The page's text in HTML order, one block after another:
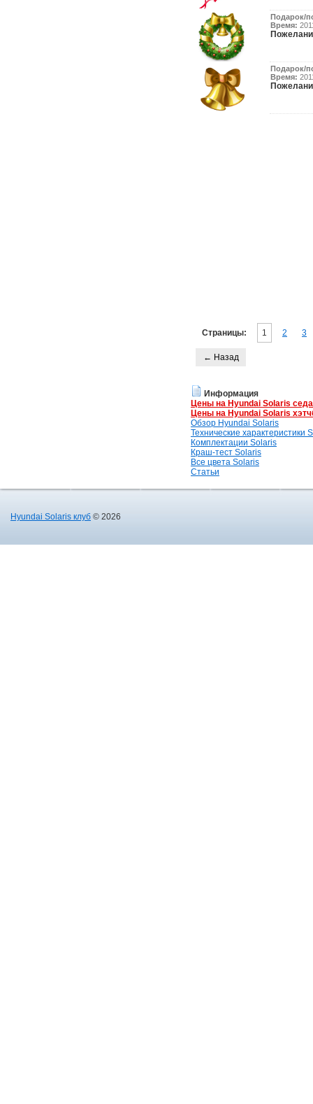
Подарок/
Время:
Подарок/
Время:
Страницы: 1 2 3
← Назад
Информация
Цены на Hyundai Solaris
Цены на Hyundai Solaris
Обзор Hyundai Solaris
Технические характеристики
Комплектации Solaris
Краш-тест Solaris
Все цвета Solaris
Статьи
Hyundai Solaris клуб © 2026